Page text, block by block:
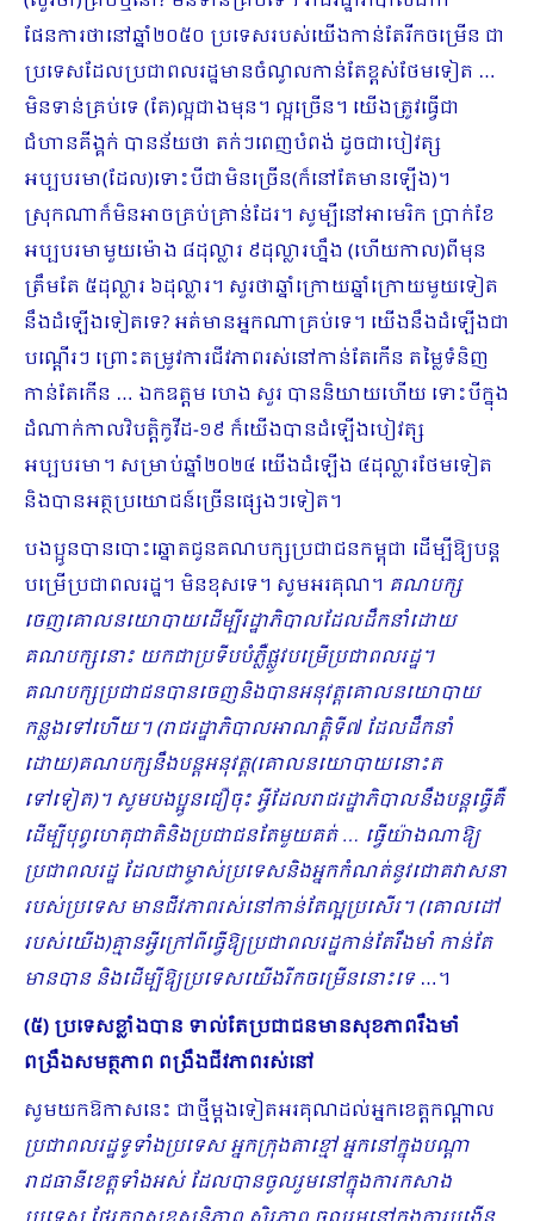
ផែនការថានៅឆ្នាំ២០៥០​ ប្រទេសរបស់យើងកាន់តែរីកចម្រើន ជា
ប្រទេសដែលប្រជាពលរដ្ឋមានចំ​ណូលកាន់តែខ្ពស់ថែមទៀត …
មិនទាន់គ្រប់ទេ (តែ)ល្អជាងមុន។ ល្អច្រើន។ យើងត្រូវធ្វើជា
ជំហានគីង្គក់ បានន័យថា តក់ៗពេញបំពង់ ដូចជាបៀវត្ស
អប្បបរមា(ដែល)ទោះបីជាមិនច្រើន(ក៏នៅតែមានឡើង)។
ស្រុកណាក៏មិនអាចគ្រប់គ្រាន់ដែរ។ សូម្បីនៅអាមេរិក ប្រាក់ខែ
អប្បបរមាមួយម៉ោង ៨ដុល្លារ ៩ដុល្លារហ្នឹង​ (ហើយកាល)ពីមុន
ត្រឹមតែ ៥ដុល្លារ ៦ដុល្លារ។ សួរថា​ឆ្នាំក្រោយឆ្នាំក្រោយមួយទៀត
នឹងដំឡើងទៀតទេ? អត់មានអ្នកណាគ្រប់ទេ។ យើងនឹងដំឡើងជា
បណ្ដើរៗ ព្រោះតម្រូវការជីវភាពរស់នៅកាន់តែកើន តម្លៃទំនិញ
កាន់តែកើន … ឯកឧត្តម ហេង សួរ បាននិយាយហើយ ទោះបីក្នុង
ដំណាក់កាលវិបត្តិកូវីដ-១៩ ក៏យើងបានដំឡើងបៀវត្ស
អប្បបរមា។ សម្រាប់ឆ្នាំ២០២៤ យើងដំឡើង ៤ដុល្លារថែមទៀត
និងបានអត្ថប្រយោជន៍ច្រើនផ្សេងៗទៀត។
បងប្អូនបានបោះឆ្នោតជូនគណបក្សប្រជាជនកម្ពុជា ដើម្បីឱ្យបន្ត
បម្រើប្រជាពលរដ្ឋ។ មិនខុសទេ។ សូមអរគុណ​។ គណបក្ស
ចេញគោលនយោបាយដើម្បីរដ្ឋាភិបាលដែលដឹកនាំដោយ
គណបក្សនោះ យកជាប្រទីបបំភ្លឺផ្លូវបម្រើប្រជាពលរដ្ឋ។
គណបក្សប្រជាជនបានចេញនិងបានអនុវត្តគោលនយោបាយ
កន្លងទៅហើយ។ (រាជរដ្ឋាភិបាលអាណត្តិទី៧ ដែលដឹកនាំ
ដោយ)គណបក្ស​នឹងបន្តអនុវត្ត(គោលនយោបាយនោះត
ទៅទៀត)។ សូមបងប្អូនជឿចុះ អ្វីដែលរាជរដ្ឋាភិបាលនឹងបន្តធ្វើ​គឺ
ដើម្បីបុព្វហេតុជាតិនិងប្រជាជនតែមួយគត់ … ធ្វើយ៉ាងណាឱ្យ
ប្រជាពល​រដ្ឋ ដែលជាម្ចាស់ប្រទេសនិងអ្នកកំណត់នូវជោគវាសនា
របស់ប្រទេស មានជីវភាពរស់នៅកាន់តែល្អប្រសើរ។ (គោលដៅ
របស់យើង)គ្មានអ្វីក្រៅពីធ្វើឱ្យប្រជាពលរដ្ឋកាន់តែរឹងមាំ កាន់តែ
មានបាន និងដើម្បីឱ្យប្រទេសយើងរីកចម្រើននោះទេ…។
(៥) ប្រទេសខ្លាំងបាន ទាល់តែប្រជាជនមានសុខភាពរឹងមាំ
ពង្រឹងសមត្ថភាព ពង្រឹងជីវភាពរស់នៅ
សូមយកឱកាសនេះ ជាថ្មីម្ដងទៀតអរគុណដល់អ្នកខេត្តកណ្ដាល
ប្រជាពលរដ្ឋទូទាំងប្រទេស អ្នកក្រុងតាខ្មៅ អ្នកនៅក្នុងបណ្ដា
រាជធានីខេត្តទាំងអស់ ដែលបានចូលរួមនៅក្នុងការកសាង